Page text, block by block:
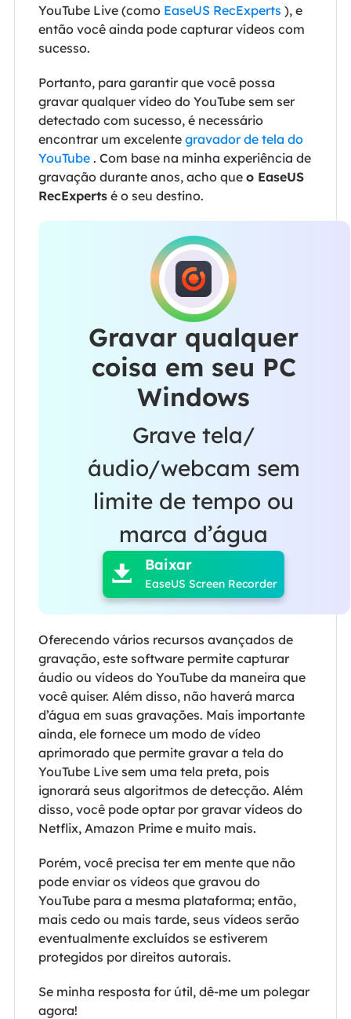
YouTube Live (como EaseUS RecExperts ), e
então você ainda pode capturar vídeos com
sucesso.
Portanto, para garantir que você possa
gravar qualquer vídeo do YouTube sem ser
detectado com sucesso, é necessário
encontrar um excelente gravador de tela do
YouTube. Com base na minha experiência de
gravação durante anos, acho que o EaseUS
RecExpertsé o seu destino.
Gravar qualquer
coisa em seu PC
Windows
Grave tela/
áudio/webcam sem
limite de tempo ou
marca d’água
 Baixar
EaseUS Screen Recorder
Oferecendo vários recursos avançados de
gravação, este software permite capturar
áudio ou vídeos do YouTube da maneira que
você quiser. Além disso, não haverá marca
d’água em suas gravações. Mais importante
ainda, ele fornece um modo de vídeo
aprimorado que permite gravar a tela do
YouTube Live sem uma tela preta, pois
ignorará seus algoritmos de detecção. Além
disso, você pode optar por gravar vídeos do
Netflix, Amazon Prime e muito mais.
Porém, você precisa ter em mente que não
pode enviar os vídeos que gravou do
YouTube para a mesma plataforma; então,
mais cedo ou mais tarde, seus vídeos serão
eventualmente excluídos se estiverem
protegidos por direitos autorais.
Se minha resposta for útil, dê-me um polegar
agora!